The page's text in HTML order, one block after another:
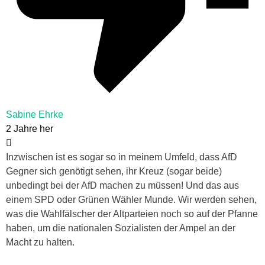
Sabine Ehrke
2 Jahre her
Inzwischen ist es sogar so in meinem Umfeld, dass AfD
Gegner sich genötigt sehen, ihr Kreuz (sogar beide)
unbedingt bei der AfD machen zu müssen! Und das aus
einem SPD oder Grünen Wähler Munde. Wir werden sehen,
was die Wahlfälscher der Altparteien noch so auf der Pfanne
haben, um die nationalen Sozialisten der Ampel an der
Macht zu halten.